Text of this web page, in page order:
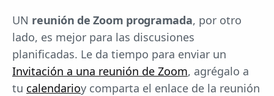
UN reunión de Zoom programada, por otro
lado, es mejor para las discusiones
planificadas. Le da tiempo para enviar un
Invitación a una reunión de Zoom, agrégalo a
tu calendarioy comparta el enlace de la reunión